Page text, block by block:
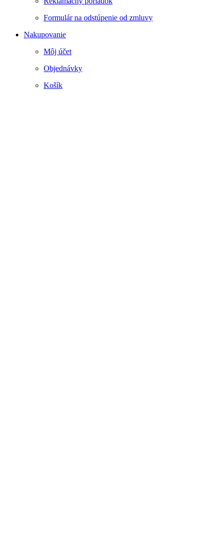
Formulár na odstúpenie od zmluvy
Nakupovanie
Môj účet
Objednávky
Košík